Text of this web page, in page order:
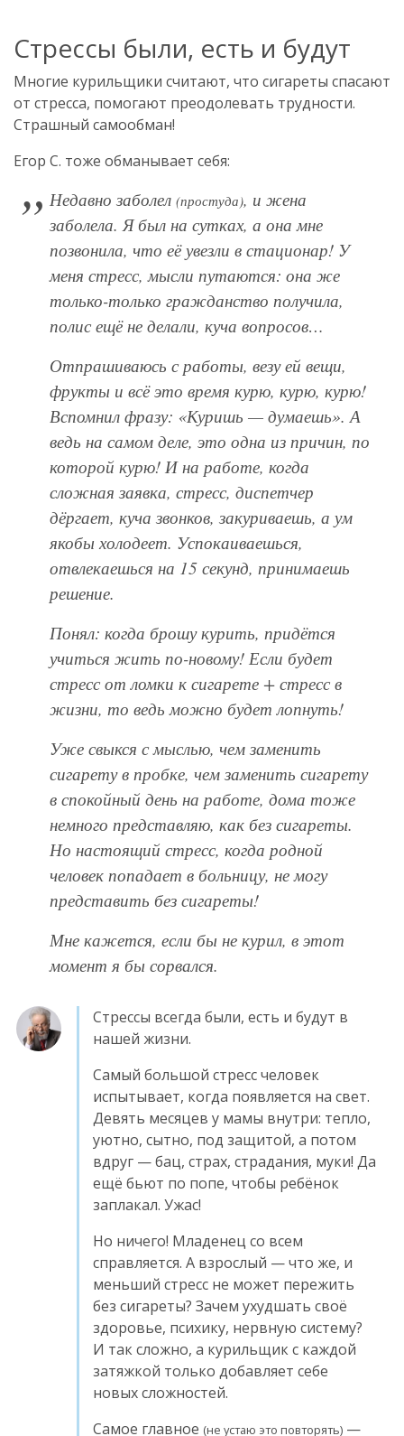
Стрессы были, есть и будут
Многие курильщики считают, что сигареты спасают
от стресса, помогают преодолевать трудности.
Страшный самообман!
Егор С. тоже обманывает себя:
Недавно заболел (простуда), и жена
заболела. Я был на сутках, а она мне
позвонила, что её увезли в стационар! У
меня стресс, мысли путаются: она же
только-только гражданство получила,
полис ещё не делали, куча вопросов…
Отпрашиваюсь с работы, везу ей вещи,
фрукты и всё это время курю, курю, курю!
Вспомнил фразу:
Куришь — думаешь . А
ведь на самом деле, это одна из причин, по
которой курю! И на работе, когда
сложная заявка, стресс, диспетчер
дёргает, куча звонков, закуриваешь, а ум
якобы холодеет. Успокаиваешься,
отвлекаешься на 15 секунд, принимаешь
решение.
Понял: когда брошу курить, придётся
учиться жить по-новому! Если будет
стресс от ломки к сигарете + стресс в
жизни, то ведь можно будет лопнуть!
Уже свыкся с мыслью, чем заменить
сигарету в пробке, чем заменить сигарету
в спокойный день на работе, дома тоже
немного представляю, как без сигареты.
Но настоящий стресс, когда родной
человек попадает в больницу, не могу
представить без сигареты!
Мне кажется, если бы не курил, в этот
момент я бы сорвался.
Стрессы всегда были, есть и будут в
нашей жизни.
Самый большой стресс человек
испытывает, когда появляется на свет.
Девять месяцев у мамы внутри: тепло,
уютно, сытно, под защитой, а потом
вдруг — бац, страх, страдания, муки! Да
ещё бьют по попе, чтобы ребёнок
заплакал. Ужас!
Но ничего! Младенец со всем
справляется. А взрослый — что же, и
меньший стресс не может пережить
без сигареты? Зачем ухудшать своё
здоровье, психику, нервную систему?
И так сложно, а курильщик с каждой
затяжкой только добавляет себе
новых сложностей.
Самое главное (не устаю это повторять) —